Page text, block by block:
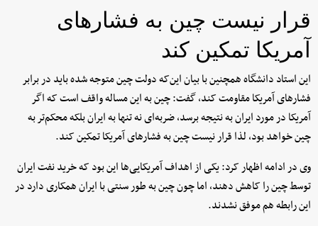
قرار نیست چین به فشارهای
آمریکا تمکین کند
این استاد دانشگاه همچنین با بیان این‌که دولت چین متوجه شده باید در برابر
فشارهای آمریکا مقاومت کند، گفت: چین به این مساله واقف است که اگر
آمریکا در مورد ایران به نتیجه برسد، ضربه‌ای نه تنها به ایران بلکه محکم‌تر به
چین خواهد بود، لذا قرار نیست چین به فشارهای آمریکا تمکین کند.
وی در ادامه اظهار کرد: یکی از اهداف آمریکایی‌ها این بود که خرید نفت ایران
توسط چین را کاهش دهند، اما چون چین به طور سنتی با ایران همکاری دارد در
این رابطه هم موفق نشدند.